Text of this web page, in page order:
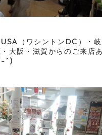
（ワシントンDC）・岐
大阪・滋賀からのご来店
^)